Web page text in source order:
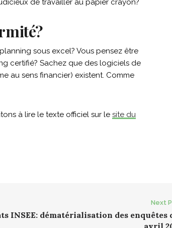
de travailler au papier crayon?
sous excel? Vous pensez être
certifié? Sachez que des logiciels de
au sens financier) existent. Comme
à lire le texte officiel sur le site du
Next
INSEE: dématérialisation des enquêtes
avril